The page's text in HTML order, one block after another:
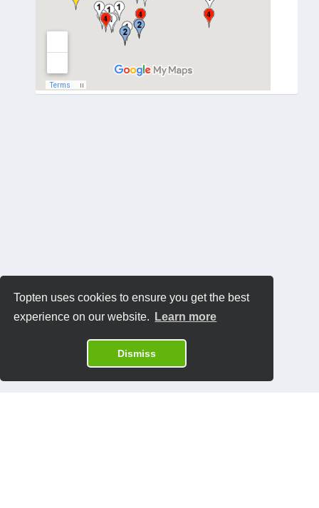
Topten uses cookies to ensure you get the best
experience on our website.
Learn more
Dismiss